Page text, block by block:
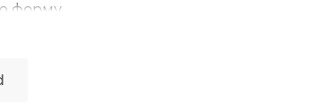
форму.
кожи